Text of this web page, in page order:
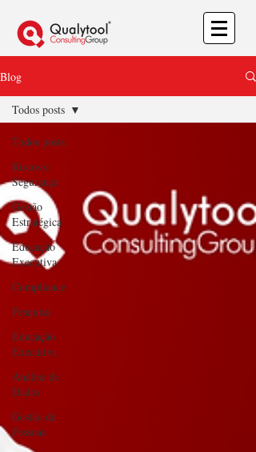
Blog
Todos posts
Riscos e
Segurança
Gestão
Estratégica
Educação
Executiva
Compliance
Pesquisa
Educação
Executiva
Análise de
Dados
Gestão de
Pessoas
Todos posts